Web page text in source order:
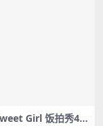
Girl 饭拍秀4